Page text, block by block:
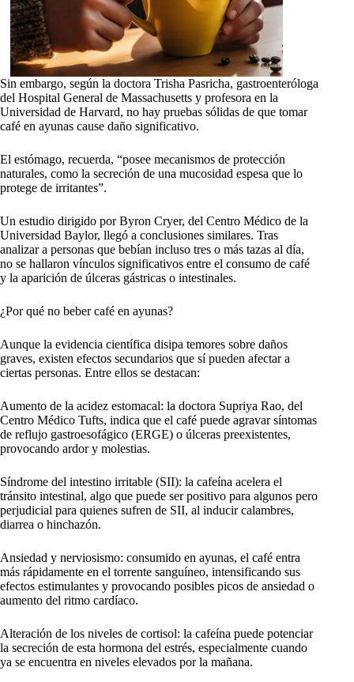
Sin embargo, según la doctora Trisha Pasricha, gastroenteróloga
del Hospital General de Massachusetts y profesora en la
Universidad de Harvard, no hay pruebas sólidas de que tomar
café en ayunas cause daño significativo.
El estómago, recuerda, “posee mecanismos de protección
naturales, como la secreción de una mucosidad espesa que lo
protege de irritantes”.
Un estudio dirigido por Byron Cryer, del Centro Médico de la
Universidad Baylor, llegó a conclusiones similares. Tras
analizar a personas que bebían incluso tres o más tazas al día,
no se hallaron vínculos significativos entre el consumo de café
y la aparición de úlceras gástricas o intestinales.
¿Por qué no beber café en ayunas?
Aunque la evidencia científica disipa temores sobre daños
graves, existen efectos secundarios que sí pueden afectar a
ciertas personas. Entre ellos se destacan:
Aumento de la acidez estomacal: la doctora Supriya Rao, del
Centro Médico Tufts, indica que el café puede agravar síntomas
de reflujo gastroesofágico (ERGE) o úlceras preexistentes,
provocando ardor y molestias.
Síndrome del intestino irritable (SII): la cafeína acelera el
tránsito intestinal, algo que puede ser positivo para algunos pero
perjudicial para quienes sufren de SII, al inducir calambres,
diarrea o hinchazón.
Ansiedad y nerviosismo: consumido en ayunas, el café entra
más rápidamente en el torrente sanguíneo, intensificando sus
efectos estimulantes y provocando posibles picos de ansiedad o
aumento del ritmo cardíaco.
Alteración de los niveles de cortisol: la cafeína puede potenciar
la secreción de esta hormona del estrés, especialmente cuando
ya se encuentra en niveles elevados por la mañana.